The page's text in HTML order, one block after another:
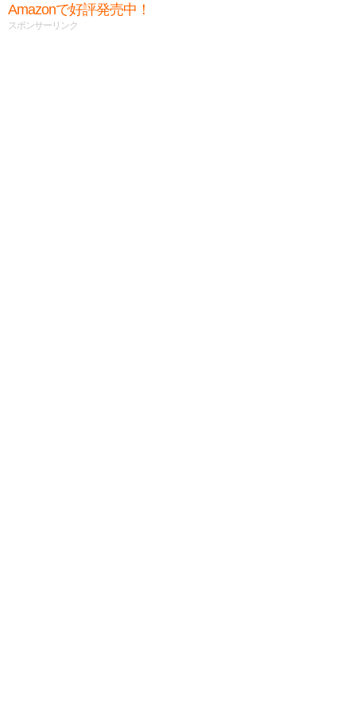
Amazonで好評発売中！
スポンサーリンク